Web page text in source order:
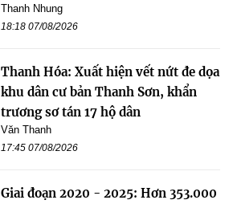
Thanh Nhung
18:18 07/08/2026
Thanh Hóa: Xuất hiện vết nứt đe dọa
khu dân cư bản Thanh Sơn, khẩn
trương sơ tán 17 hộ dân
Văn Thanh
17:45 07/08/2026
Giai đoạn 2020 - 2025: Hơn 353.000